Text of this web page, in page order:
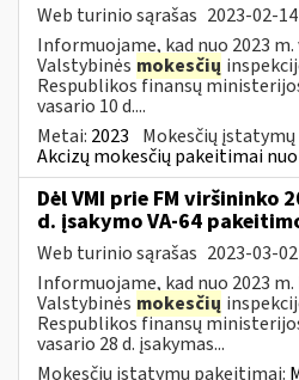
Web turinio sąrašas 2023-02-14
Informuojame, kad nuo 2023
Valstybinės mokesčių
Respublikos finansų
vasario 10 d....
Metai: 2023 Mokesčių
Akcizų mokesčių pakeitimai nuo
Dėl VMI prie FM viršininko
d. įsakymo VA-64
Web turinio sąrašas 2023-03-02
Informuojame, kad nuo 2023
Valstybinės mokesčių
Respublikos finansų
vasario 28 d. įsakymas...
Mokesčių įstatymų pakeitimai: